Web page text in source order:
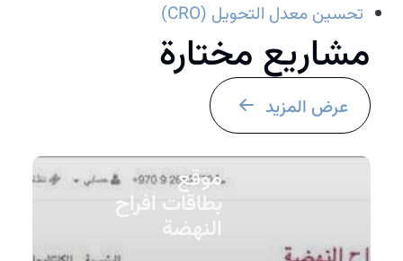
تحسين معدل التحويل (CRO)
مشاريع مختارة
عرض المزيد
موقع
بطاقات افراح
النهضة